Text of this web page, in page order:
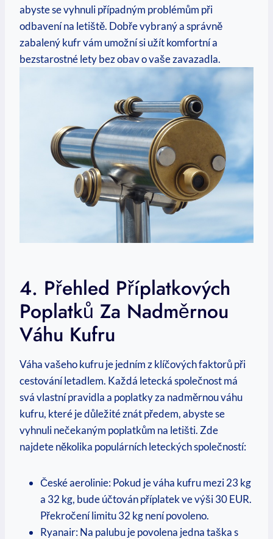
abyste se vyhnuli případným problémům při
odbavení na letiště. Dobře vybraný a správně
zabalený kufr vám umožní si užít komfortní a
bezstarostné lety bez obav o vaše zavazadla.
4. Přehled Příplatkových
Poplatků Za Nadměrnou
Váhu Kufru
Váha vašeho kufru je jedním z klíčových faktorů při
cestování letadlem. Každá letecká společnost má
svá vlastní pravidla a poplatky za nadměrnou váhu
kufru, které je důležité znát předem, abyste se
vyhnuli nečekaným poplatkům na letišti. Zde
najdete několika populárních leteckých společností:
České aerolinie: Pokud je váha kufru mezi 23 kg
a 32 kg, bude účtován příplatek ve výši 30 EUR.
Překročení limitu 32 kg není povoleno.
Ryanair: Na palubu je povolena jedna taška s